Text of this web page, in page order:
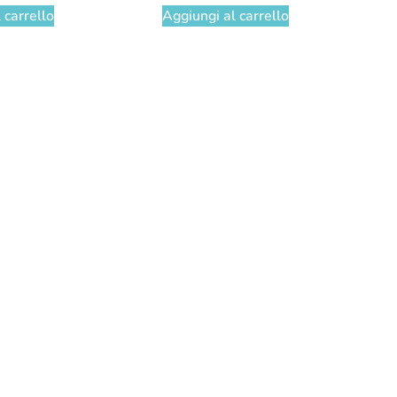
carrello Aggiungi al carrello